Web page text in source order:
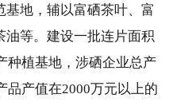
地，辅以富硒茶叶、富
等。建设一批连片面积
种植基地，涉硒企业总产
品产值在2000万元以上的